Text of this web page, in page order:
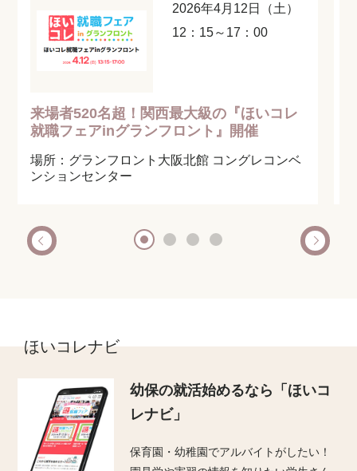
2026年4月12日（土）
12：15～17：00
来場者520名超！関西最大級の『ほいコレ
就職フェアinグランフロント』開催
場所：グランフロント大阪北館 コングレコンベ
ンションセンター
ほいコレナビ
幼保の就活始めるなら 「ほいコ
レナビ」
保育園・幼稚園でアルバイトがしたい！